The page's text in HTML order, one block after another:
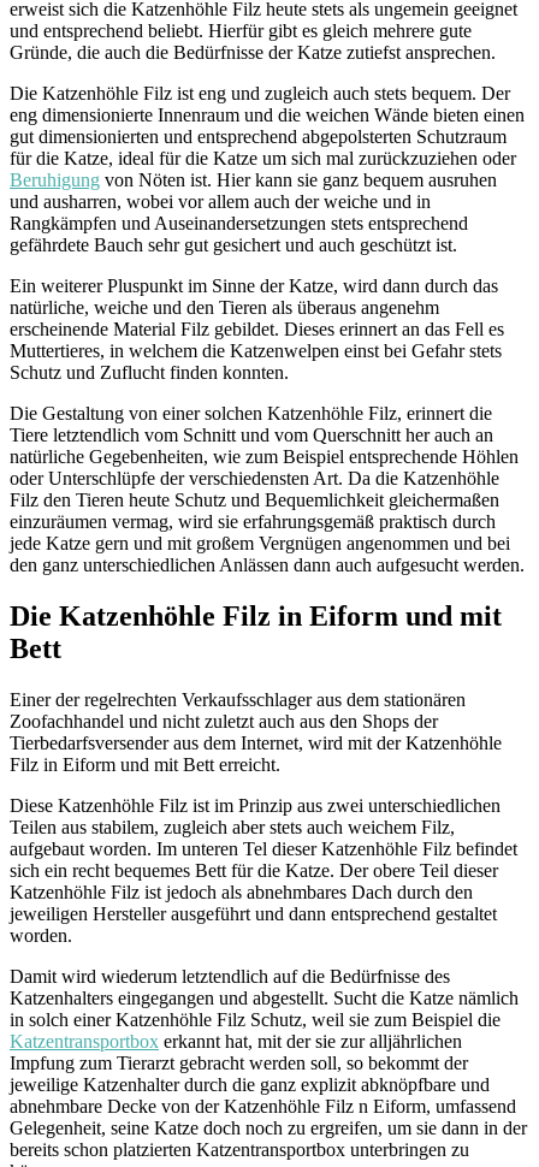
erweist sich die Katzenhöhle Filz heute stets als ungemein geeignet
und entsprechend beliebt. Hierfür gibt es gleich mehrere gute
Gründe, die auch die Bedürfnisse der Katze zutiefst ansprechen.
Die Katzenhöhle Filz ist eng und zugleich auch stets bequem. Der
eng dimensionierte Innenraum und die weichen Wände bieten einen
gut dimensionierten und entsprechend abgepolsterten Schutzraum
für die Katze, ideal für die Katze um sich mal zurückzuziehen oder
Beruhigung von Nöten ist. Hier kann sie ganz bequem ausruhen
und ausharren, wobei vor allem auch der weiche und in
Rangkämpfen und Auseinandersetzungen stets entsprechend
gefährdete Bauch sehr gut gesichert und auch geschützt ist.
Ein weiterer Pluspunkt im Sinne der Katze, wird dann durch das
natürliche, weiche und den Tieren als überaus angenehm
erscheinende Material Filz gebildet. Dieses erinnert an das Fell es
Muttertieres, in welchem die Katzenwelpen einst bei Gefahr stets
Schutz und Zuflucht finden konnten.
Die Gestaltung von einer solchen Katzenhöhle Filz, erinnert die
Tiere letztendlich vom Schnitt und vom Querschnitt her auch an
natürliche Gegebenheiten, wie zum Beispiel entsprechende Höhlen
oder Unterschlüpfe der verschiedensten Art. Da die Katzenhöhle
Filz den Tieren heute Schutz und Bequemlichkeit gleichermaßen
einzuräumen vermag, wird sie erfahrungsgemäß praktisch durch
jede Katze gern und mit großem Vergnügen angenommen und bei
den ganz unterschiedlichen Anlässen dann auch aufgesucht werden.
Die Katzenhöhle Filz in Eiform und mit
Bett
Einer der regelrechten Verkaufsschlager aus dem stationären
Zoofachhandel und nicht zuletzt auch aus den Shops der
Tierbedarfsversender aus dem Internet, wird mit der Katzenhöhle
Filz in Eiform und mit Bett erreicht.
Diese Katzenhöhle Filz ist im Prinzip aus zwei unterschiedlichen
Teilen aus stabilem, zugleich aber stets auch weichem Filz,
aufgebaut worden. Im unteren Tel dieser Katzenhöhle Filz befindet
sich ein recht bequemes Bett für die Katze. Der obere Teil dieser
Katzenhöhle Filz ist jedoch als abnehmbares Dach durch den
jeweiligen Hersteller ausgeführt und dann entsprechend gestaltet
worden.
Damit wird wiederum letztendlich auf die Bedürfnisse des
Katzenhalters eingegangen und abgestellt. Sucht die Katze nämlich
in solch einer Katzenhöhle Filz Schutz, weil sie zum Beispiel die
Katzentransportbox erkannt hat, mit der sie zur alljährlichen
Impfung zum Tierarzt gebracht werden soll, so bekommt der
jeweilige Katzenhalter durch die ganz explizit abknöpfbare und
abnehmbare Decke von der Katzenhöhle Filz n Eiform, umfassend
Gelegenheit, seine Katze doch noch zu ergreifen, um sie dann in der
bereits schon platzierten Katzentransportbox unterbringen zu